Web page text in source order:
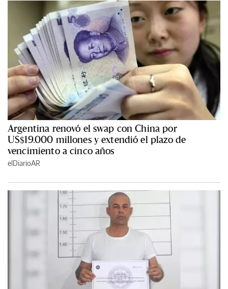
Argentina renovó el swap con China por
US$19.000 millones y extendió el plazo de
vencimiento a cinco años
elDiarioAR